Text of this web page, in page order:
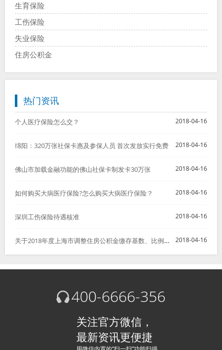
生育保险
工伤保险
失业保险
住房公积金
热门资讯
个人医疗保险怎么交？ 2018-04-16
绵阳：320万张社保卡惠及参保人员 首次发放实行免费 2018-04-16
佛山市加载金融功能的佛山社保卡制发卡30万张 2018-04-16
如何购买大病医疗保险?怎么购买大病医疗保险？ 2018-04-16
深圳工伤保险待遇核准 2018-04-16
关于2018年度上海市调整住房公积金缴存基数、比例以及月缴存额上下限的通知 2018-04-16
400-6666-356
关注官方微信，
最新资讯更便捷